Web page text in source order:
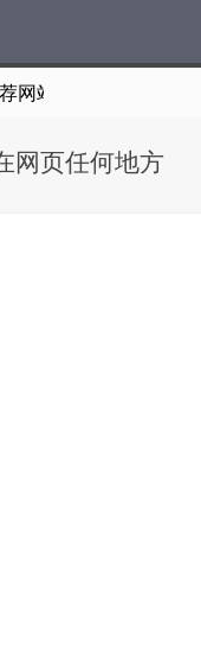
网站，非Google
网页任何地方